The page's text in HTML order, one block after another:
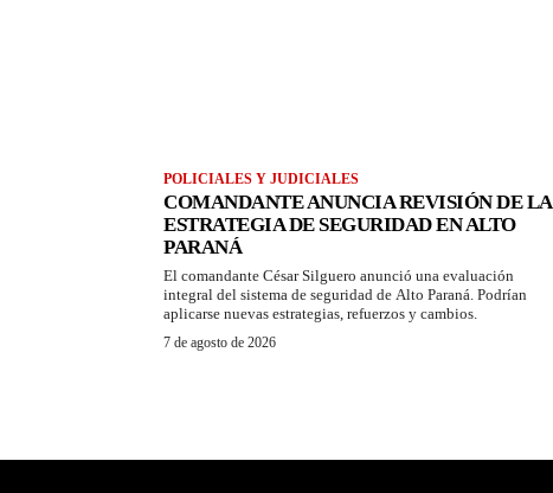
POLICIALES Y JUDICIALES
COMANDANTE ANUNCIA REVISIÓN DE LA
ESTRATEGIA DE SEGURIDAD EN ALTO
PARANÁ
El comandante César Silguero anunció una evaluación
integral del sistema de seguridad de Alto Paraná. Podrían
aplicarse nuevas estrategias, refuerzos y cambios.
7 de agosto de 2026